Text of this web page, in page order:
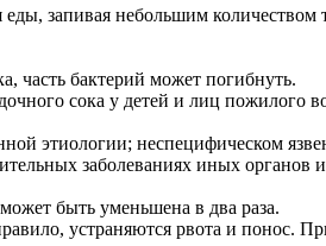
запивая небольшим количеством
часть бактерий может погибнуть.
сока у детей и лиц пожилого
этиологии; неспецифическом
заболеваниях иных органов
быть уменьшена в два раза.
устраняются рвота и понос.